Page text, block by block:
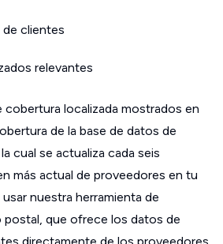
clientes
relevantes
localizada mostrados en
de la base de datos de
cual se actualiza cada seis
más actual de proveedores en tu
nuestra herramienta de
que ofrece los datos de